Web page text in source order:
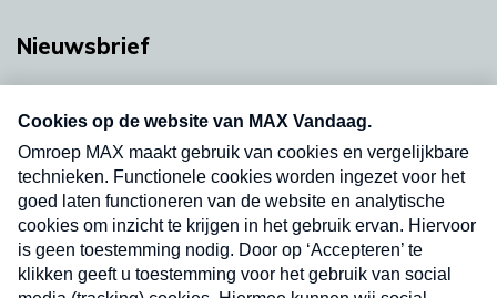
Nieuwsbrief
nieuwsbrief. Elke vrijdag- en dinsdagochtend in
uw mailbox.
Verzend